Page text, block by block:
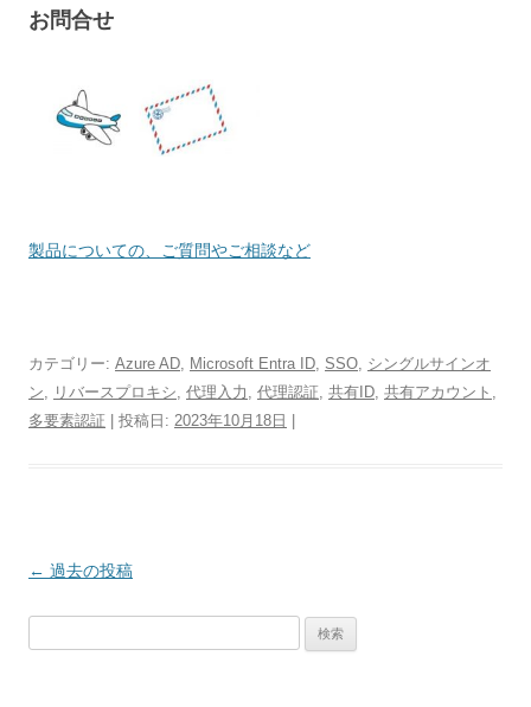
お問合せ
製品についての、ご質問やご相談など
カテゴリー: Azure AD, Microsoft Entra ID, SSO, シングルサインオ
ン, リバースプロキシ, 代理入力 , 代理認証, 共有ID, 共有アカウント ,
多要素認証 | 投稿日: 2023年10月18日
投
← 過去の投稿